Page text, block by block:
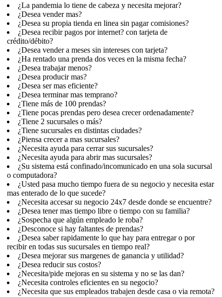
¿La pandemia lo tiene de cabeza y necesita mejorar?
¿Desea vender mas?
¿Desea su propia tienda en linea sin pagar comisiones?
¿Desea recibir pagos por internet? con tarjeta de
crédito/débito?
¿Desea vender a meses sin intereses con tarjeta?
¿Ha rentado una prenda dos veces en la misma fecha?
¿Desea trabajar menos?
¿Desea producir mas?
¿Desea ser mas eficiente?
¿Desea terminar mas temprano?
¿Tiene más de 100 prendas?
¿Tiene pocas prendas pero desea crecer ordenadamente?
¿Tiene 2 sucursales o más?
¿Tiene sucursales en distintas ciudades?
¿Piensa crecer a mas sucursales?
¿Necesita ayuda para cerrar sus sucursales?
¿Necesita ayuda para abrir mas sucursales?
¿Su sistema está confinado/incomunicado en una sola sucursal
o computadora?
¿Usted pasa mucho tiempo fuera de su negocio y necesita estar
mas enterado de lo que sucede?
¿Necesita accesar su negocio 24x7 desde donde se encuentre?
¿Desea tener mas tiempo libre o tiempo con su familia?
¿Sospecha que algún empleado le roba?
¿Desconoce si hay faltantes de prendas?
¿Desea saber rapidamente lo que hay para entregar o por
recibir en todas sus sucursales en tiempo real?
¿Desea mejorar sus margenes de ganancia y utilidad?
¿Desea reducir sus costos?
¿Necesita/pide mejoras en su sistema y no se las dan?
¿Necesita controles eficientes en su negocio?
¿Necesita que sus empleados trabajen desde casa o via remota?